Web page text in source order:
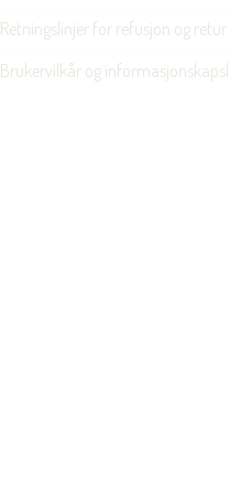
Retningslinjer for refusjon og retur
Brukervilkår og